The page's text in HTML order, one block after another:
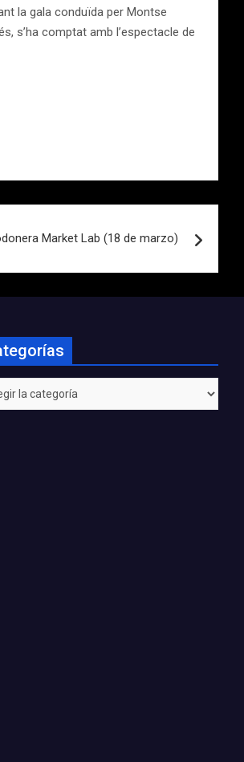
la gala conduïda per Montse
s’ha comptat amb l’espectacle de
Market Lab (18 de marzo)